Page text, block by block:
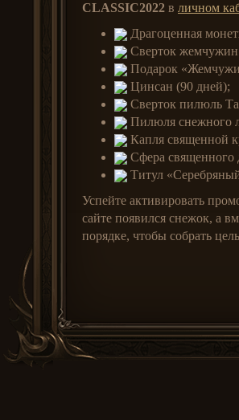
CLASSIC2022 в личном
Драгоценная
Сверток жемчужин
Подарок
Цинсан (90 дней);
Сверток пилюль
Пилюля снежного
Капля священной
Сфера священного
Титул
Успейте активировать
сайте появился снежок, а
порядке, чтобы собрать